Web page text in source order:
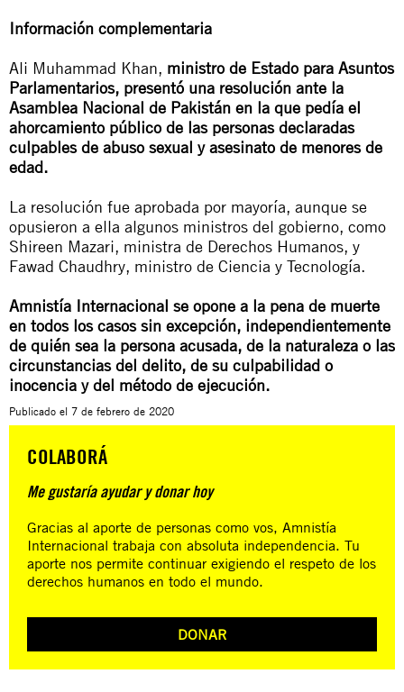
Información complementaria
Ali Muhammad Khan, ministro de Estado para Asuntos
Parlamentarios, presentó una resolución ante la
Asamblea Nacional de Pakistán en la que pedía el
ahorcamiento público de las personas declaradas
culpables de abuso sexual y asesinato de menores de
edad.
La resolución fue aprobada por mayoría, aunque se
opusieron a ella algunos ministros del gobierno, como
Shireen Mazari, ministra de Derechos Humanos, y
Fawad Chaudhry, ministro de Ciencia y Tecnología.
Amnistía Internacional se opone a la pena de muerte
en todos los casos sin excepción, independientemente
de quién sea la persona acusada, de la naturaleza o las
circunstancias del delito, de su culpabilidad o
inocencia y del método de ejecución.
Publicado el 7 de febrero de 2020
COLABORÁ
Me gustaría ayudar y donar hoy
Gracias al aporte de personas como vos, Amnistía
Internacional trabaja con absoluta independencia. Tu
aporte nos permite continuar exigiendo el respeto de los
derechos humanos en todo el mundo.
DONAR